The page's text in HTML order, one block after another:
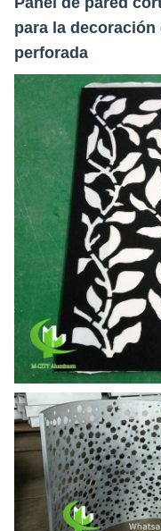
para la decoración
perforada